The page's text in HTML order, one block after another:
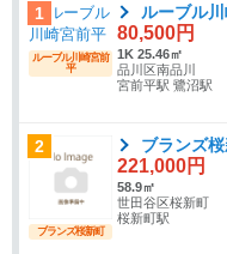
1
ルーブル川崎宮前
平
ルーブル
80,500円
1K 25.46㎡
品川区南品川
宮前平駅 鷺沼駅
2
ブランズ桜新町
ブランズ
221,000円
58.9㎡
世田谷区桜新町
桜新町駅